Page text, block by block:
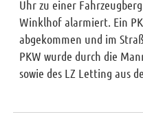
Uhr zu einer
Winklhof alarmiert. Ein
abgekommen und im
PKW wurde durch die
sowie des LZ Letting aus